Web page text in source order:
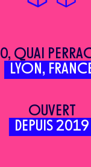
QUAI
LYON,
OUVERT
DEPUIS 2019